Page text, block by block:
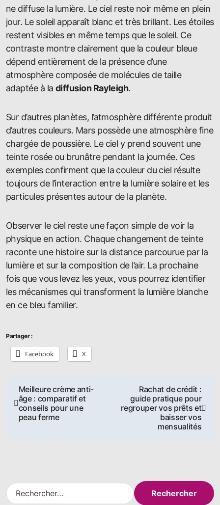
ne diffuse la lumière. Le ciel reste noir même en plein
jour. Le soleil apparaît blanc et très brillant. Les étoiles
restent visibles en même temps que le soleil. Ce
contraste montre clairement que la couleur bleue
dépend entièrement de la présence d’une
atmosphère composée de molécules de taille
adaptée à la diffusion Rayleigh.
Sur d’autres planètes, l’atmosphère différente produit
d’autres couleurs. Mars possède une atmosphère fine
chargée de poussière. Le ciel y prend souvent une
teinte rosée ou brunâtre pendant la journée. Ces
exemples confirment que la couleur du ciel résulte
toujours de l’interaction entre la lumière solaire et les
particules présentes autour de la planète.
Observer le ciel reste une façon simple de voir la
physique en action. Chaque changement de teinte
raconte une histoire sur la distance parcourue par la
lumière et sur la composition de l’air. La prochaine
fois que vous levez les yeux, vous pourrez identifier
les mécanismes qui transforment la lumière blanche
en ce bleu familier.
Partager :
Facebook X
Navigation
de
Meilleure crème anti-
âge : comparatif et
conseils pour une
peau ferme
Rachat de crédit :
guide pratique pour
regrouper vos prêts et
baisser vos
mensualités
R
e